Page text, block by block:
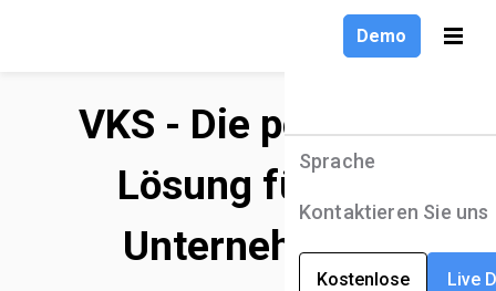
Demo
Produkte
Lösungen
Unternehmen
Sprache
English
Deutsch
Sprache
Kontaktieren Sie uns
Kostenlose
Live
VKS - Die perfekte
Lösung für Ihr
Unternehmen